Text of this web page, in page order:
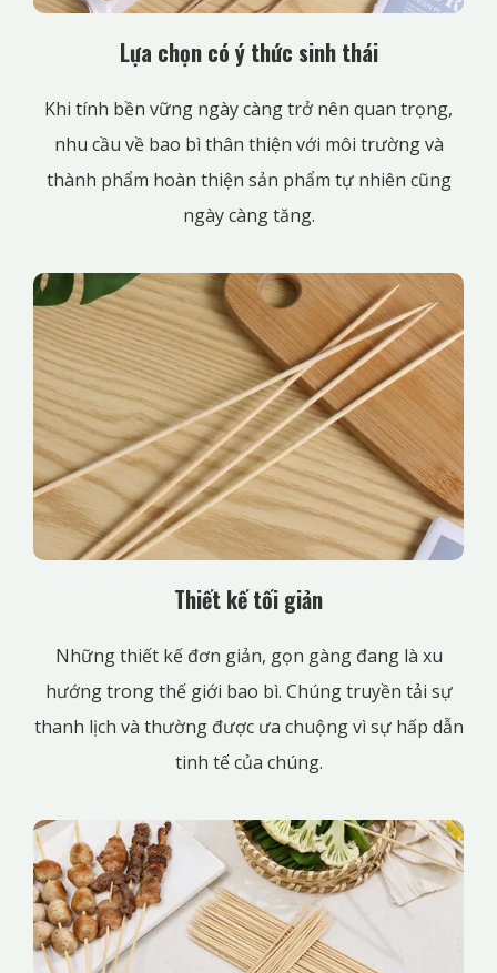
Lựa chọn có ý thức sinh thái
Khi tính bền vững ngày càng trở nên quan trọng,
nhu cầu về bao bì thân thiện với môi trường và
thành phẩm hoàn thiện sản phẩm tự nhiên cũng
ngày càng tăng.
Thiết kế tối giản
Những thiết kế đơn giản, gọn gàng đang là xu
hướng trong thế giới bao bì. Chúng truyền tải sự
thanh lịch và thường được ưa chuộng vì sự hấp dẫn
tinh tế của chúng.